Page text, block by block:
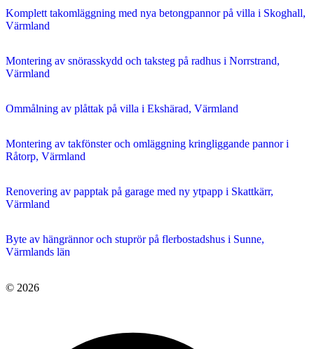
Komplett takomläggning med nya betongpannor på villa i Skoghall,
Värmland
Montering av snörasskydd och taksteg på radhus i Norrstrand,
Värmland
Ommålning av plåttak på villa i Ekshärad, Värmland
Montering av takfönster och omläggning kringliggande pannor i
Råtorp, Värmland
Renovering av papptak på garage med ny ytpapp i Skattkärr,
Värmland
Byte av hängrännor och stuprör på flerbostadshus i Sunne,
Värmlands län
© 2026